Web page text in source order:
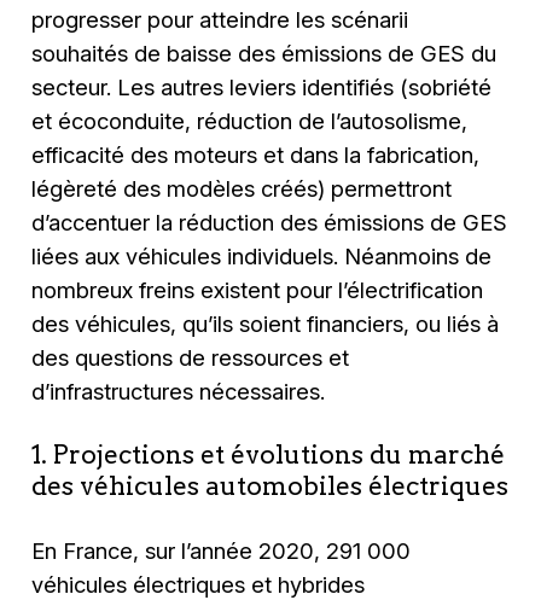
progresser pour atteindre les scénarii
souhaités de baisse des émissions de GES du
secteur. Les autres leviers identifiés (sobriété
et écoconduite, réduction de l’autosolisme,
efficacité des moteurs et dans la fabrication,
légèreté des modèles créés) permettront
d’accentuer la réduction des émissions de GES
liées aux véhicules individuels. Néanmoins de
nombreux freins existent pour l’électrification
des véhicules, qu’ils soient financiers, ou liés à
des questions de ressources et
d’infrastructures nécessaires.
1. Projections et évolutions du marché
des véhicules automobiles électriques
En France, sur l’année 2020, 291 000
véhicules électriques et hybrides